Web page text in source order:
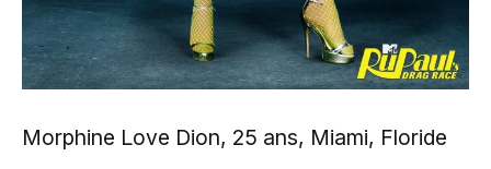
Morphine Love Dion, 25 ans, Miami, Floride